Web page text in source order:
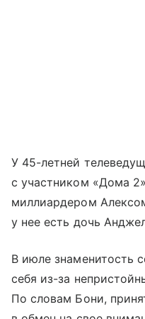
У 45-летней
с участником «Дома
миллиардером
у нее есть дочь
В июле знаменитость
себя из-за
По словам Бони,